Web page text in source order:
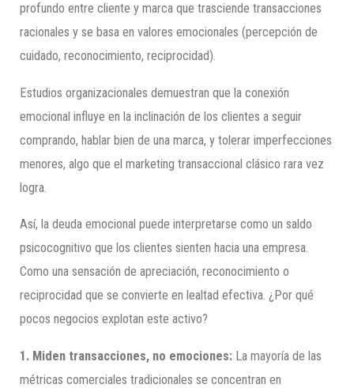
profundo entre cliente y marca que trasciende transacciones
racionales y se basa en valores emocionales (percepción de
cuidado, reconocimiento, reciprocidad).
Estudios organizacionales demuestran que la conexión
emocional influye en la inclinación de los clientes a seguir
comprando, hablar bien de una marca, y tolerar imperfecciones
menores, algo que el marketing transaccional clásico rara vez
logra.
Así, la deuda emocional puede interpretarse como un saldo
psicocognitivo que los clientes sienten hacia una empresa.
Como una sensación de apreciación, reconocimiento o
reciprocidad que se convierte en lealtad efectiva. ¿Por qué
pocos negocios explotan este activo?
1. Miden transacciones, no emociones: La mayoría de las
métricas comerciales tradicionales se concentran en